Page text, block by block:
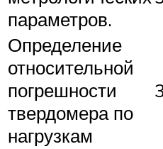
параметров.
Определение
относительной
погрешности
твердомера по
нагрузкам